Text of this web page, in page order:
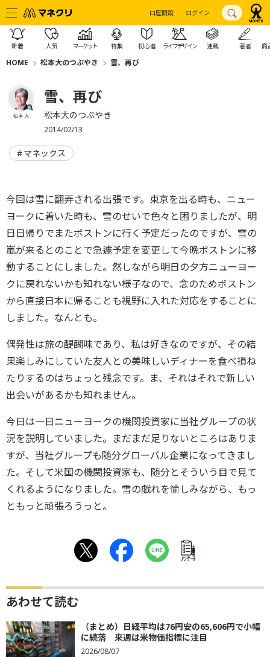
口座開設 ログイン
新着 人気 マーケット 特集 初心者 ライフデザイン 連載 著者 商
HOME 松本大のつぶやき 雪、再び
松本 大
雪、再び
松本大のつぶやき
2014/02/13
マネックス
今回は雪に翻弄される出張です。東京を出る時も、ニュー
ヨークに着いた時も、雪のせいで色々と困りましたが、明
日日帰りでまたボストンに行く予定だったのですが、雪の
嵐が来るとのことで急遽予定を変更して今晩ボストンに移
動することにしました。然しながら明日の夕方ニューヨー
クに戻れないかも知れない様子なので、念のためボストン
から直接日本に帰ることも視野に入れた対応をすることに
しました。なんとも。
偶発性は旅の醍醐味であり、私は好きなのですが、その結
果楽しみにしていた友人との美味しいディナーを食べ損ね
たりするのはちょっと残念です。ま、それはそれで新しい
出会いがあるかも知れません。
今日は一日ニューヨークの機関投資家に当社グループの状
況を説明していました。まだまだ足りないところはありま
すが、当社グループも随分グローバル企業になってきまし
た。そして米国の機関投資家も、随分とそういう目で見て
くれるようになりました。雪の戯れを愉しみながら、もっ
ともっと頑張ろうっと。
ｱﾝｹｰﾄ
あわせて読む
（まとめ）日経平均は76円安の65,606円で小幅
に続落 来週は米物価指標に注目
2026/08/07